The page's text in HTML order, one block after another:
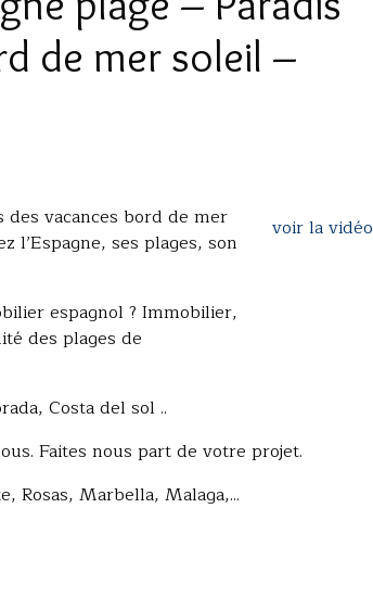
de mer soleil –
voir la vidéo
des vacances bord de mer
l’Espagne, ses plages, son
espagnol ? Immobilier,
des plages de
Costa del sol ..
Faites nous part de votre projet.
Rosas, Marbella, Malaga,...